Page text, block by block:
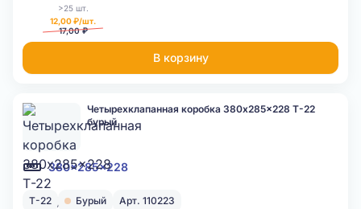
>25 шт.
12,00 ₽/шт.
17,00 ₽
В корзину
380x285x228
Четырехклапанная коробка 380x285x228 Т-22
бурый
Т-22 Бурый Арт. 110223